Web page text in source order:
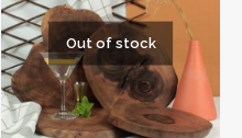
Out of stock